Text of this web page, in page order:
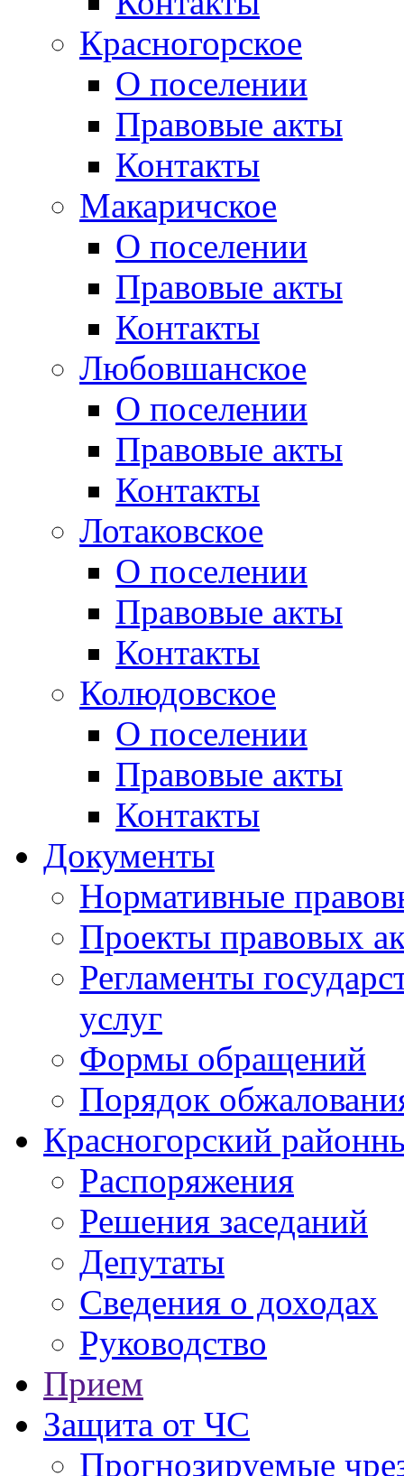
Красногорское
О поселении
Правовые акты
Контакты
Макаричское
О поселении
Правовые акты
Контакты
Любовшанское
О поселении
Правовые акты
Контакты
Лотаковское
О поселении
Правовые акты
Контакты
Колюдовское
О поселении
Правовые акты
Контакты
Документы
Нормативные
Проекты правовых
Регламенты
услуг
Формы обращений
Порядок
Красногорский
Распоряжения
Решения заседаний
Депутаты
Сведения о доходах
Руководство
Прием
Защита от ЧС
Прогнозируемые